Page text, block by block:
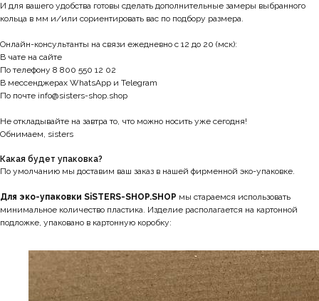
И для вашего удобства готовы сделать дополнительные замеры выбранного
кольца в мм и/или сориентировать вас по подбору размера.
Онлайн-консультанты на связи ежедневно с 12 до 20 (мск):
В чате на сайте
По телефону 8 800 550 12 02
В мессенджерах WhatsApp и Telegram
По почте info@sisters-shop.shop
Не откладывайте на завтра то, что можно носить уже сегодня!
Обнимаем, sisters
Какая будет упаковка?
По умолчанию мы доставим ваш заказ в нашей фирменной эко-упаковке.
Для эко-упаковки SiSTERS-SHOP.SHOP мы стараемся использовать
минимальное количество пластика. Изделие располагается на картонной
подложке, упаковано в картонную коробку: